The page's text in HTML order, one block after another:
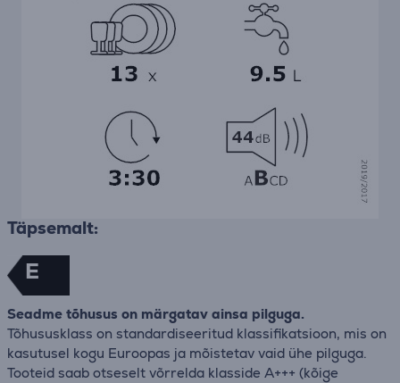
Täpsemalt:
E
Seadme tõhusus on märgatav ainsa pilguga.
Tõhususklass on standardiseeritud klassifikatsioon, mis on
kasutusel kogu Euroopas ja mõistetav vaid ühe pilguga.
Tooteid saab otseselt võrrelda klasside A+++ (kõige